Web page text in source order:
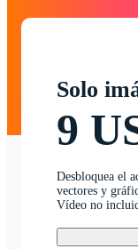
Solo
9
Desbloquea el
vectores y
Vídeo no